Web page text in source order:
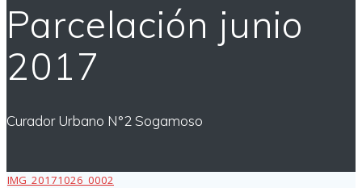
Parcelación junio
2017
Curador Urbano N°2 Sogamoso
IMG_20171026_0002